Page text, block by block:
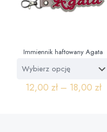
Immiennik haftowany Agata
12,00 zł– 18,00 zł